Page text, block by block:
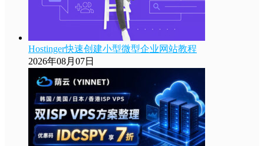
Hostinger快速创建小型微型企业网站教程
2026年08月07日